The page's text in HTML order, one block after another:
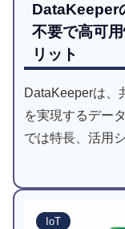
DataKeeper
不要で高可
リット
DataKeeperは、
を実現するデー
では特長、活用
IoT